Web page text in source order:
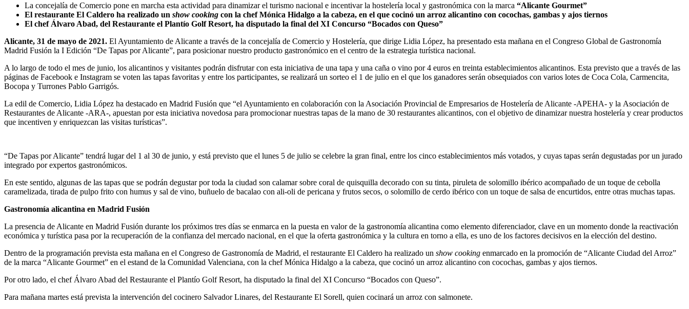
La concejalía de Comercio pone en marcha esta actividad para dinamizar el turismo nacional e incentivar la hostelería local y gastronómica con la marca “Alicante Gourmet”
El restaurante El Caldero ha realizado un show cooking con la chef Mónica Hidalgo a la cabeza, en el que cocinó un arroz alicantino con cocochas, gambas y ajos tiernos
El chef Álvaro Abad, del Restaurante el Plantío Golf Resort, ha disputado la final del XI Concurso “Bocados con Queso”
Alicante, 31 de mayo de 2021. El Ayuntamiento de Alicante a través de la concejalía de Comercio y Hostelería, que dirige Lidia López, ha presentado esta mañana en el Congreso Global de Gastronomía
Madrid Fusión la I Edición “De Tapas por Alicante”, para posicionar nuestro producto gastronómico en el centro de la estrategia turística nacional.
A lo largo de todo el mes de junio, los alicantinos y visitantes podrán disfrutar con esta iniciativa de una tapa y una caña o vino por 4 euros en treinta establecimientos alicantinos. Esta previsto que a través de las
páginas de Facebook e Instagram se voten las tapas favoritas y entre los participantes, se realizará un sorteo el 1 de julio en el que los ganadores serán obsequiados con varios lotes de Coca Cola, Carmencita,
Bocopa y Turrones Pablo Garrigós.
La edil de Comercio, Lidia López ha destacado en Madrid Fusión que “el Ayuntamiento en colaboración con la Asociación Provincial de Empresarios de Hostelería de Alicante -APEHA- y la Asociación de
Restaurantes de Alicante -ARA-, apuestan por esta iniciativa novedosa para promocionar nuestras tapas de la mano de 30 restaurantes alicantinos, con el objetivo de dinamizar nuestra hostelería y crear productos
que incentiven y enriquezcan las visitas turísticas”.
“De Tapas por Alicante” tendrá lugar del 1 al 30 de junio, y está previsto que el lunes 5 de julio se celebre la gran final, entre los cinco establecimientos más votados, y cuyas tapas serán degustadas por un jurado
integrado por expertos gastronómicos.
En este sentido, algunas de las tapas que se podrán degustar por toda la ciudad son calamar sobre coral de quisquilla decorado con su tinta, piruleta de solomillo ibérico acompañado de un toque de cebolla
caramelizada, tirada de pulpo frito con humus y sal de vino, buñuelo de bacalao con ali-oli de pericana y frutos secos, o solomillo de cerdo ibérico con un toque de salsa de encurtidos, entre otras muchas tapas.
Gastronomía alicantina en Madrid Fusión
La presencia de Alicante en Madrid Fusión durante los próximos tres días se enmarca en la puesta en valor de la gastronomía alicantina como elemento diferenciador, clave en un momento donde la reactivación
económica y turística pasa por la recuperación de la confianza del mercado nacional, en el que la oferta gastronómica y la cultura en torno a ella, es uno de los factores decisivos en la elección del destino.
Dentro de la programación prevista esta mañana en el Congreso de Gastronomía de Madrid, el restaurante El Caldero ha realizado un show cooking enmarcado en la promoción de “Alicante Ciudad del Arroz”
de la marca “Alicante Gourmet” en el estand de la Comunidad Valenciana, con la chef Mónica Hidalgo a la cabeza, que cocinó un arroz alicantino con cocochas, gambas y ajos tiernos.
Por otro lado, el chef Álvaro Abad del Restaurante el Plantío Golf Resort, ha disputado la final del XI Concurso “Bocados con Queso”.
Para mañana martes está prevista la intervención del cocinero Salvador Linares, del Restaurante El Sorell, quien cocinará un arroz con salmonete.